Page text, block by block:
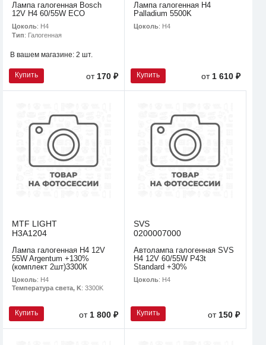
Лампа галогенная Bosch
12V H4 60/55W ECO
Цоколь: H4
Тип: Галогенная
В вашем магазине: 2 шт.
Купить от 170 ₽
Лампа галогенная H4
Palladium 5500K
Цоколь: H4
Купить от 1 610 ₽
MTF LIGHT
H3A1204
Лампа галогенная H4 12V
55W Argentum +130%
(комплект 2шт)3300К
Цоколь: H4
Температура света, K: 3300K
Купить от 1 800 ₽
SVS
0200007000
Автолампа галогенная SVS
H4 12V 60/55W P43t
Standard +30%
Цоколь: H4
Купить от 150 ₽